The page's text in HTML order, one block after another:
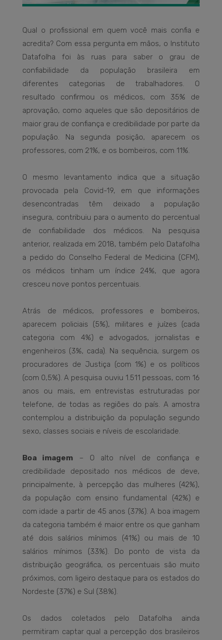
Qual o profissional em quem você mais confia e
acredita? Com essa pergunta em mãos, o Instituto
Datafolha foi às ruas para saber o grau de
confiabilidade da população brasileira em
diferentes categorias de trabalhadores. O
resultado confirmou os médicos, com 35% de
aprovação, como aqueles que são depositários de
maior grau de confiança e credibilidade por parte da
população. Na segunda posição, aparecem os
professores, com 21%, e os bombeiros, com 11%.
O mesmo levantamento indica que a situação
provocada pela Covid-19, em que informações
desencontradas têm deixado a população
insegura, contribuiu para o aumento do percentual
de confiabilidade dos médicos. Na pesquisa
anterior, realizada em 2018, também pelo Datafolha
a pedido do Conselho Federal de Medicina (CFM),
os médicos tinham um índice 24%, que agora
cresceu nove pontos percentuais.
Atrás de médicos, professores e bombeiros,
aparecem policiais (5%), militares e juízes (cada
categoria com 4%) e advogados, jornalistas e
engenheiros (3%, cada). Na sequência, surgem os
procuradores de Justiça (com 1%) e os políticos
(com 0,5%). A pesquisa ouviu 1.511 pessoas, com 16
anos ou mais, em entrevistas estruturadas por
telefone, de todas as regiões do país. A amostra
contemplou a distribuição da população segundo
sexo, classes sociais e níveis de escolaridade.
Boa imagem – O alto nível de confiança e
credibilidade depositado nos médicos de deve,
principalmente, à percepção das mulheres (42%),
da população com ensino fundamental (42%) e
com idade a partir de 45 anos (37%). A boa imagem
da categoria também é maior entre os que ganham
até dois salários mínimos (41%) ou mais de 10
salários mínimos (33%). Do ponto de vista da
distribuição geográfica, os percentuais são muito
próximos, com ligeiro destaque para os estados do
Nordeste (37%) e Sul (38%).
Os dados coletados pelo Datafolha ainda
permitiram captar qual a percepção dos brasileiros